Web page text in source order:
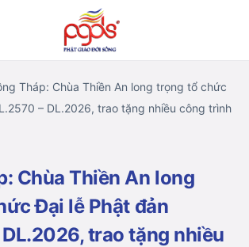
Tháp: Chùa Thiền An long trọng tổ chức
– DL.2026, trao tặng nhiều công trình
Chùa Thiền An long
Đại lễ Phật đản
trao tặng nhiều